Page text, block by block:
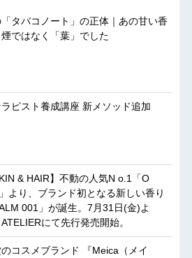
タバコノート」の正体｜あの甘い香
煙ではなく「葉」でした
ピスト養成講座 新メソッド追加
& HAIR】不動の人気N o.1「O
より、ブランド初となる新しい香り
001」が誕生。7月31日(金)よ
ATELIERにて先行発売開始。
コスメブランド 『Meica（メイ